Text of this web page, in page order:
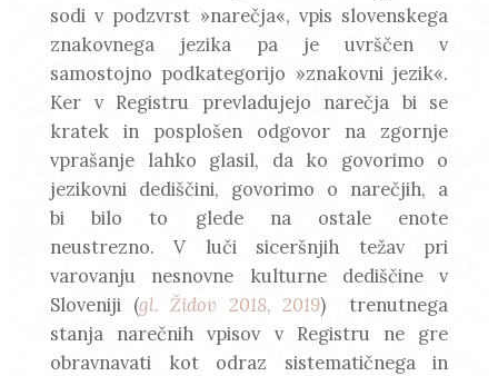
sodi v podzvrst »narečja«, vpis slovenskega
znakovnega jezika pa je uvrščen v
samostojno podkategorijo »znakovni jezik«.
Ker v Registru prevladujejo narečja bi se
kratek in posplošen odgovor na zgornje
vprašanje lahko glasil, da ko govorimo o
jezikovni dediščini, govorimo o narečjih, a
bi bilo to glede na ostale enote
neustrezno. V luči siceršnjih težav pri
varovanju nesnovne kulturne dediščine v
Sloveniji (gl. Židov 2018, 2019) trenutnega
stanja narečnih vpisov v Registru ne gre
obravnavati kot odraz sistematičnega in